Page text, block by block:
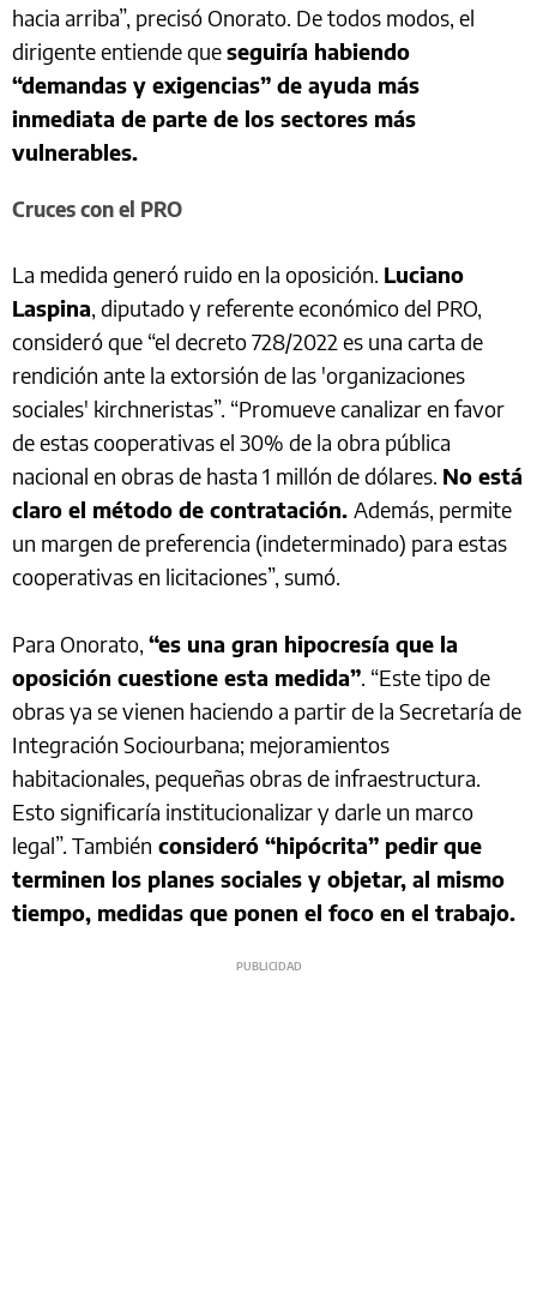
hacia arriba”, precisó Onorato. De todos modos, el
dirigente entiende queseguiría habiendo
“demandas y exigencias” de ayuda más
inmediata de parte de los sectores más
vulnerables.
Cruces con el PRO
La medida generó ruido en la oposición. Luciano
Laspina, diputado y referente económico del PRO,
consideró que “el decreto 728/2022 es una carta de
rendición ante la extorsión de las 'organizaciones
sociales' kirchneristas”. “Promueve canalizar en favor
de estas cooperativas el 30% de la obra pública
nacional en obras de hasta 1 millón de dólares. No está
claro el método de contratación. Además, permite
un margen de preferencia (indeterminado) para estas
cooperativas en licitaciones”, sumó.
Para Onorato, “es una gran hipocresía que la
oposición cuestione esta medida”. “Este tipo de
obras ya se vienen haciendo a partir de la Secretaría de
Integración Sociourbana; mejoramientos
habitacionales, pequeñas obras de infraestructura.
Esto significaría institucionalizar y darle un marco
legal”. También consideró “hipócrita” pedir que
terminen los planes sociales y objetar, al mismo
tiempo, medidas que ponen el foco en el trabajo.